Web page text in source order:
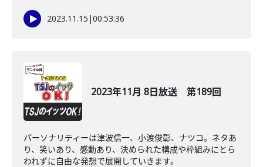
2023.11.15 |00:53:36
2023年11月 8日放送 第189回
パーソナリティーは津波信一、小渡俊彰、ナツコ。ネタあ
り、笑いあり、感動あり、決められた構成や枠組みにとら
われずに自由な発想で展開していきます。